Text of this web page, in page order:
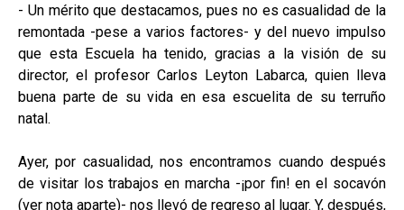
- Un mérito que destacamos, pues no es casualidad de la
remontada -pese a varios factores- y del nuevo impulso
que esta Escuela ha tenido, gracias a la visión de su
director, el profesor Carlos Leyton Labarca, quien lleva
buena parte de su vida en esa escuelita de su terruño
natal.
Ayer, por casualidad, nos encontramos cuando después
de visitar los trabajos en marcha -¡por fin! en el socavón
(ver nota aparte)- nos llevó de regreso al lugar. Y, después,